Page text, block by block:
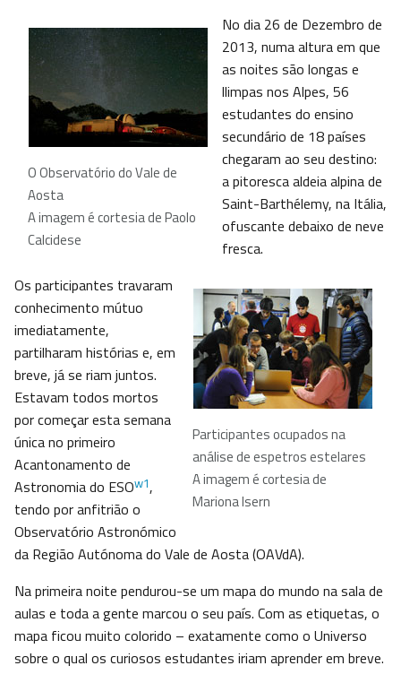
O Observatório do Vale de
Aosta
A imagem é cortesia de Paolo
Calcidese
No dia 26 de Dezembro de
2013, numa altura em que
as noites são longas e
llimpas nos Alpes, 56
estudantes do ensino
secundário de 18 países
chegaram ao seu destino:
a pitoresca aldeia alpina de
Saint-Barthélemy, na Itália,
ofuscante debaixo de neve
fresca.
Participantes ocupados na
análise de espetros estelares
A imagem é cortesia de
Mariona Isern
Os participantes travaram
conhecimento mútuo
imediatamente,
partilharam histórias e, em
breve, já se riam juntos.
Estavam todos mortos
por começar esta semana
única no primeiro
Acantonamento de
Astronomia do ESOw1,
tendo por anfitrião o
Observatório Astronómico
da Região Autónoma do Vale de Aosta (OAVdA).
Na primeira noite pendurou-se um mapa do mundo na sala de
aulas e toda a gente marcou o seu país. Com as etiquetas, o
mapa ficou muito colorido – exatamente como o Universo
sobre o qual os curiosos estudantes iriam aprender em breve.